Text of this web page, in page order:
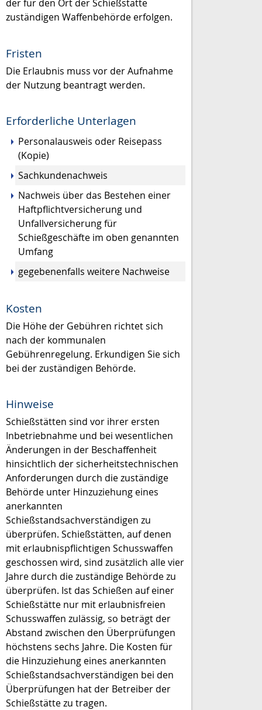
der für den Ort der Schießstätte
zuständigen Waffenbehörde erfolgen.
Fristen
Die Erlaubnis muss vor der Aufnahme
der Nutzung beantragt werden.
Erforderliche Unterlagen
Personalausweis oder Reisepass
(Kopie)
Sachkundenachweis
Nachweis über das Bestehen einer
Haftpflichtversicherung und
Unfallversicherung für
Schießgeschäfte im oben genannten
Umfang
gegebenenfalls weitere Nachweise
Kosten
Die Höhe der Gebühren richtet sich
nach der kommunalen
Gebührenregelung. Erkundigen Sie sich
bei der zuständigen Behörde.
Hinweise
Schießstätten sind vor ihrer ersten
Inbetriebnahme und bei wesentlichen
Änderungen in der Beschaffenheit
hinsichtlich der sicherheitstechnischen
Anforderungen durch die zuständige
Behörde unter Hinzuziehung eines
anerkannten
Schießstandsachverständigen zu
überprüfen. Schießstätten, auf denen
mit erlaubnispflichtigen Schusswaffen
geschossen wird, sind zusätzlich alle vier
Jahre durch die zuständige Behörde zu
überprüfen. Ist das Schießen auf einer
Schießstätte nur mit erlaubnisfreien
Schusswaffen zulässig, so beträgt der
Abstand zwischen den Überprüfungen
höchstens sechs Jahre. Die Kosten für
die Hinzuziehung eines anerkannten
Schießstandsachverständigen bei den
Überprüfungen hat der Betreiber der
Schießstätte zu tragen.